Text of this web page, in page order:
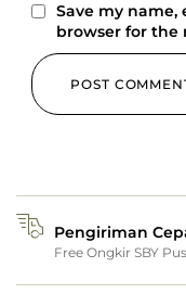
Save my
browser for the
Pengiriman
Free Ongkir SBY